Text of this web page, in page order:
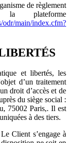
de règlement
plateforme
odr/main/index.cfm?
et libertés, les
d’un traitement
droit d’accès et de
du siège social :
75002 Paris,. Il est
à des tiers.
Client s’engage à